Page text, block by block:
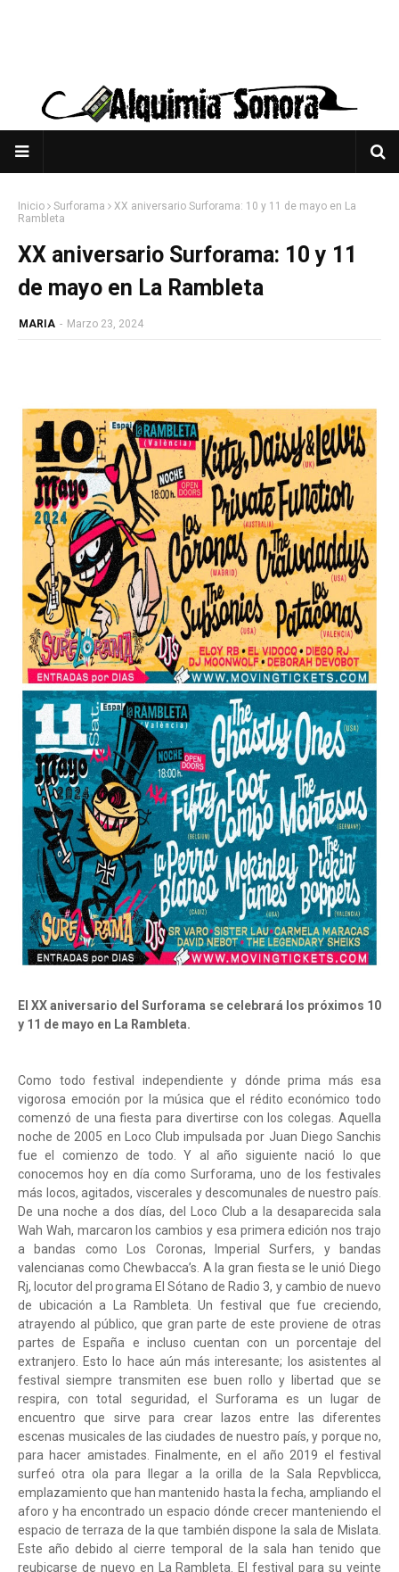
Inicio Surforama
XX aniversario Surforama: 10 y 11 de mayo en La
Rambleta
XX aniversario Surforama: 10 y 11
de mayo en La Rambleta
MARIA - Marzo 23, 2024
El XX aniversario del Surforama se celebrará los próximos 10
y 11 de mayo en La Rambleta.
Como todo festival independiente y dónde prima más esa
vigorosa emoción por la música que el rédito económico todo
comenzó de una fiesta para divertirse con los colegas. Aquella
noche de 2005 en Loco Club impulsada por Juan Diego Sanchis
fue el comienzo de todo. Y al año siguiente nació lo que
conocemos hoy en día como Surforama, uno de los festivales
más locos, agitados, viscerales y descomunales de nuestro país.
De una noche a dos días, del Loco Club a la desaparecida sala
Wah Wah, marcaron los cambios y esa primera edición nos trajo
a bandas como Los Coronas, Imperial Surfers, y bandas
valencianas como Chewbacca’s. A la gran fiesta se le unió Diego
Rj, locutor del programa El Sótano de Radio 3, y cambio de nuevo
de ubicación a La Rambleta. Un festival que fue creciendo,
atrayendo al público, que gran parte de este proviene de otras
partes de España e incluso cuentan con un porcentaje del
extranjero. Esto lo hace aún más interesante; los asistentes al
festival siempre transmiten ese buen rollo y libertad que se
respira, con total seguridad, el Surforama es un lugar de
encuentro que sirve para crear lazos entre las diferentes
escenas musicales de las ciudades de nuestro país, y porque no,
para hacer amistades. Finalmente, en el año 2019 el festival
surfeó otra ola para llegar a la orilla de la Sala Repvblicca,
emplazamiento que han mantenido hasta la fecha, ampliando el
aforo y ha encontrado un espacio dónde crecer manteniendo el
espacio de terraza de la que también dispone la sala de Mislata.
Este año debido al cierre temporal de la sala han tenido que
reubicarse de nuevo en La Rambleta. El festival para su veinte